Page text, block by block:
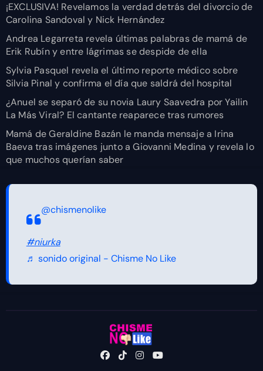
¡EXCLUSIVA! Revelamos la verdad detrás del divorcio de
Carolina Sandoval y Nick Hernández
Andrea Legarreta revela últimas palabras de mamá de
Erik Rubín y entre lágrimas se despide de ella
Sylvia Pasquel revela el último reporte médico sobre
Silvia Pinal y confirma el día que saldrá del hospital
¿Anuel se separó de su novia Laury Saavedra por Yailin
La Más Viral? El cantante reaparece tras rumores
Mamá de Geraldine Bazán le manda mensaje a Irina
Baeva tras imágenes junto a Giovanni Medina y revela lo
que muchos querían saber
@chismenolike
#niurka
♬ sonido original - Chisme No Like